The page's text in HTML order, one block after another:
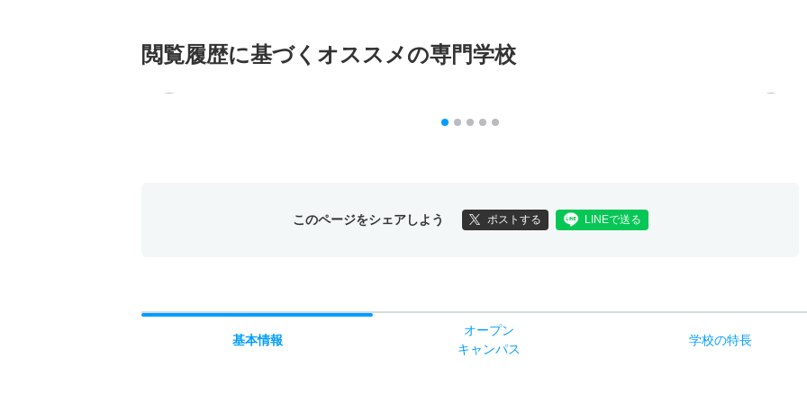
閲覧履歴に基づく オススメの専門学校
このページをシェアしよう ポストする LINEで送る
基本情報
オープン
キャンパス
学校の特長